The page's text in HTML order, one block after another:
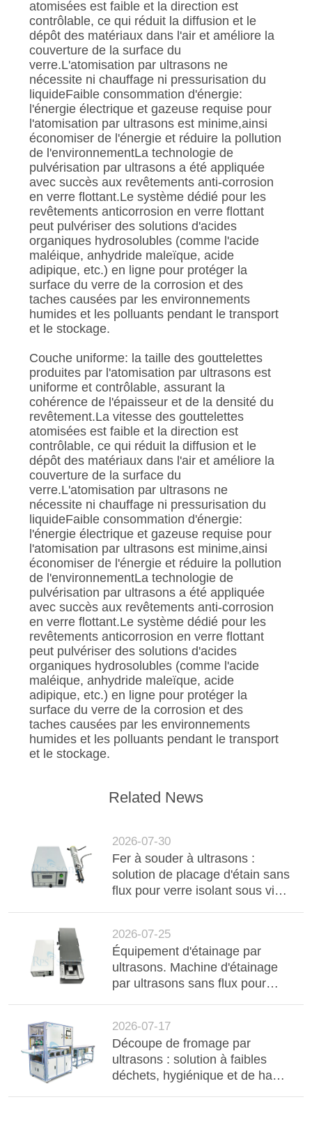
atomisées est faible et la direction est
contrôlable, ce qui réduit la diffusion et le
dépôt des matériaux dans l'air et améliore la
couverture de la surface du
verre.L'atomisation par ultrasons ne
nécessite ni chauffage ni pressurisation du
liquideFaible consommation d'énergie:
l'énergie électrique et gazeuse requise pour
l'atomisation par ultrasons est minime,ainsi
économiser de l'énergie et réduire la pollution
de l'environnementLa technologie de
pulvérisation par ultrasons a été appliquée
avec succès aux revêtements anti-corrosion
en verre flottant.Le système dédié pour les
revêtements anticorrosion en verre flottant
peut pulvériser des solutions d'acides
organiques hydrosolubles (comme l'acide
maléique, anhydride maleïque, acide
adipique, etc.) en ligne pour protéger la
surface du verre de la corrosion et des
taches causées par les environnements
humides et les polluants pendant le transport
et le stockage.
Couche uniforme: la taille des gouttelettes
produites par l'atomisation par ultrasons est
uniforme et contrôlable, assurant la
cohérence de l'épaisseur et de la densité du
revêtement.La vitesse des gouttelettes
atomisées est faible et la direction est
contrôlable, ce qui réduit la diffusion et le
dépôt des matériaux dans l'air et améliore la
couverture de la surface du
verre.L'atomisation par ultrasons ne
nécessite ni chauffage ni pressurisation du
liquideFaible consommation d'énergie:
l'énergie électrique et gazeuse requise pour
l'atomisation par ultrasons est minime,ainsi
économiser de l'énergie et réduire la pollution
de l'environnementLa technologie de
pulvérisation par ultrasons a été appliquée
avec succès aux revêtements anti-corrosion
en verre flottant.Le système dédié pour les
revêtements anticorrosion en verre flottant
peut pulvériser des solutions d'acides
organiques hydrosolubles (comme l'acide
maléique, anhydride maleïque, acide
adipique, etc.) en ligne pour protéger la
surface du verre de la corrosion et des
taches causées par les environnements
humides et les polluants pendant le transport
et le stockage.
Related News
2026-07-30
Fer à souder à ultrasons :
solution de placage d'étain sans
flux pour verre isolant sous vide
2026-07-25
Équipement d'étainage par
ultrasons. Machine d'étainage
par ultrasons sans flux pour
2026-07-17
Découpe de fromage par
ultrasons : solution à faibles
déchets, hygiénique et de haute